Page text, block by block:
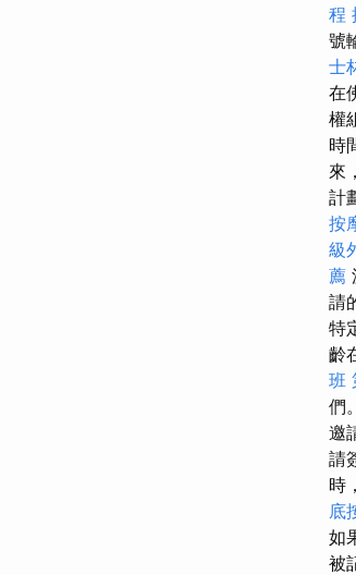
程
號
士
在
權
時
來
計
按
級
薦
請
特
齡
班
們
邀
請
時
底
如
被